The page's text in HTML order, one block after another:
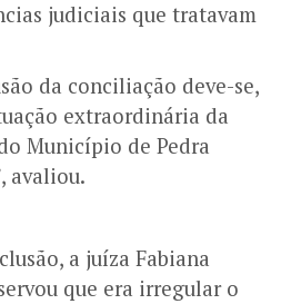
judiciais que tratavam
da conciliação deve-se,
extraordinária da
Município de Pedra
avaliou.
a juíza Fabiana
que era irregular o